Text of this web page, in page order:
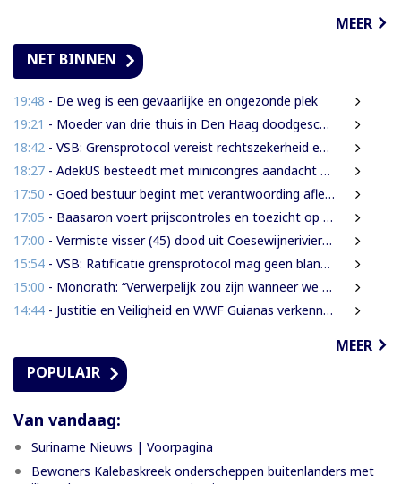
MEER
NET BINNEN
19:48 - De weg is een gevaarlijke en ongezonde plek
19:21 - Moeder van drie thuis in Den Haag doodgeschoten; verdachte ex-partner opgepakt na vluchten
18:42 - VSB: Grensprotocol vereist rechtszekerheid en harde waarborgen
18:27 - AdekUS besteedt met minicongres aandacht aan cultureel erfgoed
17:50 - Goed bestuur begint met verantwoording afleggen
17:05 - Baasaron voert prijscontroles en toezicht op voedselveiligheid op
17:00 - Vermiste visser (45) dood uit Coesewijnerivier gehaald
15:54 - VSB: Ratificatie grensprotocol mag geen blanco cheque zijn
15:00 - Monorath: “Verwerpelijk zou zijn wanneer we de dingen zouden bedekken met de mantel der liefde”
14:44 - Justitie en Veiligheid en WWF Guianas verkennen verdere samenwerking
MEER
POPULAIR
Van vandaag:
Suriname Nieuws | Voorpagina
Bewoners Kalebaskreek onderscheppen buitenlanders met